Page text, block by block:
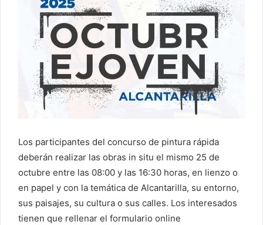
Los participantes del concurso de pintura rápida
deberán realizar las obras in situ el mismo 25 de
octubre entre las 08:00 y las 16:30 horas, en lienzo o
en papel y con la temática de Alcantarilla, su entorno,
sus paisajes, su cultura o sus calles. Los interesados
tienen que rellenar el formulario online